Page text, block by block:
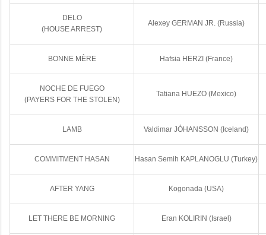
DELO
(HOUSE ARREST)
Alexey GERMAN JR. (Russia)
BONNE MÈRE Hafsia HERZI (France)
NOCHE DE FUEGO
(PAYERS FOR THE STOLEN)
Tatiana HUEZO (Mexico)
LAMB Valdimar JÓHANSSON (Iceland)
COMMITMENT HASAN Hasan Semih KAPLANOGLU (Turkey)
AFTER YANG Kogonada (USA)
LET THERE BE MORNING Eran KOLIRIN (Israel)